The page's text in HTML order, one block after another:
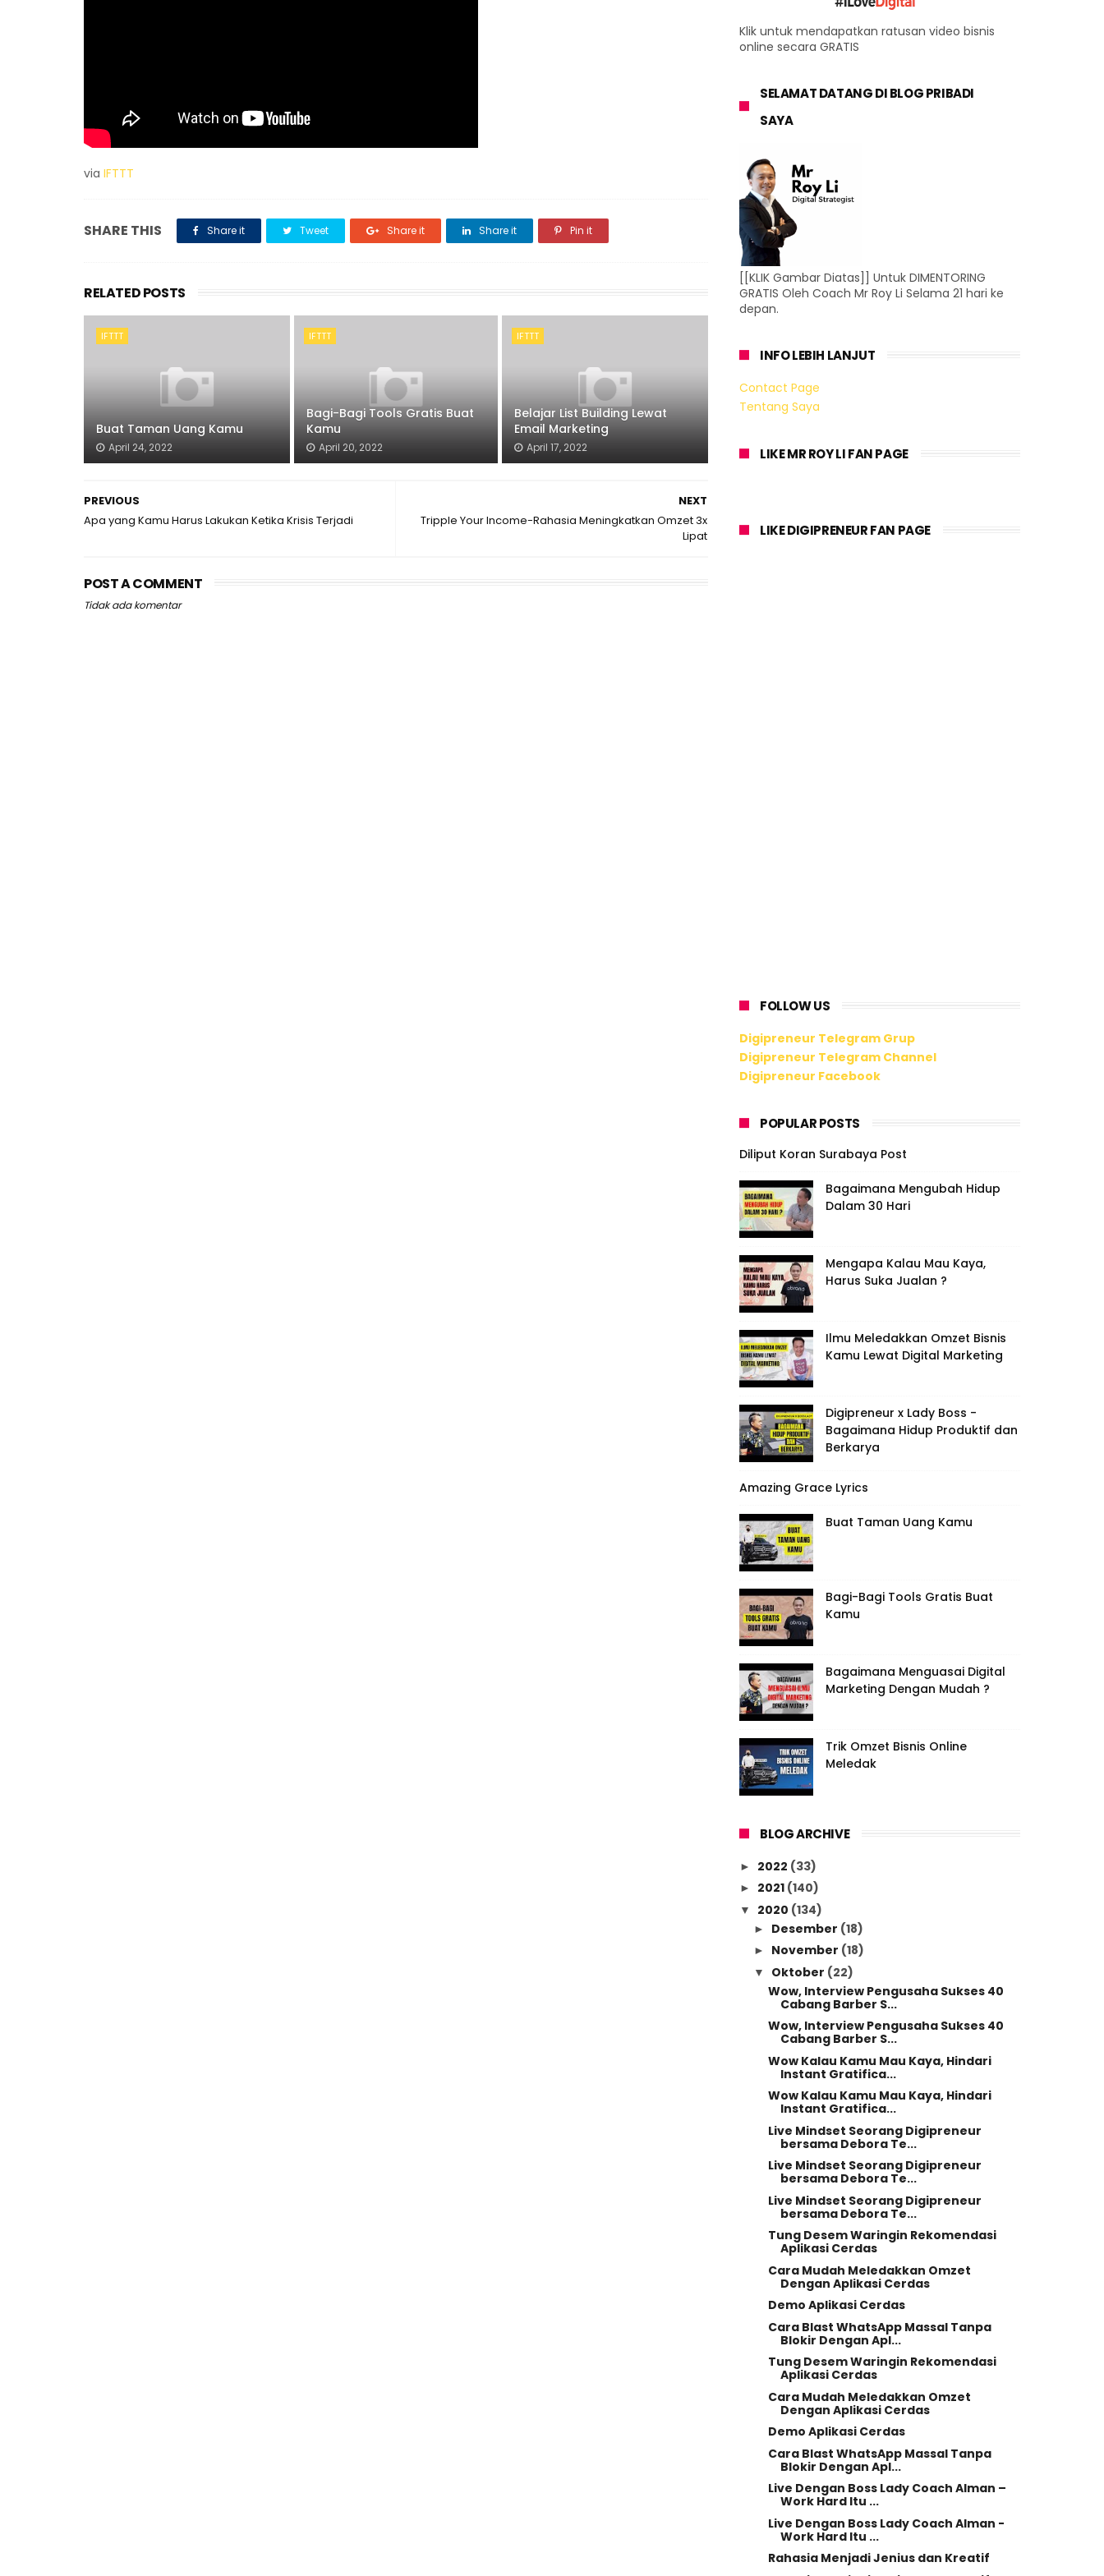
via IFTTT
SHARE THIS Share it Tweet Share it Share it Pin it
RELATED POSTS
IFTTT
Buat Taman Uang Kamu
April 24, 2022
IFTTT
Bagi-Bagi Tools Gratis Buat
Kamu
April 20, 2022
IFTTT
Belajar List Building Lewat
Email Marketing
April 17, 2022
NEXT
Tripple Your Income-Rahasia Meningkatkan Omzet 3x
Lipat
PREVIOUS
Apa yang Kamu Harus Lakukan Ketika Krisis Terjadi
POST A COMMENT
Tidak ada komentar
Klik untuk mendapatkan ratusan video bisnis
online secara GRATIS
SELAMAT DATANG DI BLOG PRIBADI
SAYA
[[KLIK Gambar Diatas]] Untuk DIMENTORING
GRATIS Oleh Coach Mr Roy Li Selama 21 hari ke
depan.
INFO LEBIH LANJUT
Contact Page
Tentang Saya
LIKE MR ROY LI FAN PAGE
LIKE DIGIPRENEUR FAN PAGE
FOLLOW US
Digipreneur Telegram Grup
Digipreneur Telegram Channel
Digipreneur Facebook
POPULAR POSTS
Diliput Koran Surabaya Post
Bagaimana Mengubah Hidup
Dalam 30 Hari
Mengapa Kalau Mau Kaya,
Harus Suka Jualan ?
Ilmu Meledakkan Omzet Bisnis
Kamu Lewat Digital Marketing
Digipreneur x Lady Boss -
Bagaimana Hidup Produktif dan
Berkarya
Amazing Grace Lyrics
Buat Taman Uang Kamu
Bagi-Bagi Tools Gratis Buat
Kamu
Bagaimana Menguasai Digital
Marketing Dengan Mudah ?
Trik Omzet Bisnis Online
Meledak
BLOG ARCHIVE
► 2022 (33)
► 2021 (140)
▼ 2020 (134)
► Desember (18)
► November (18)
▼ Oktober (22)
Wow, Interview Pengusaha Sukses 40
Cabang Barber S...
Wow, Interview Pengusaha Sukses 40
Cabang Barber S...
Wow Kalau Kamu Mau Kaya, Hindari
Instant Gratifica...
Wow Kalau Kamu Mau Kaya, Hindari
Instant Gratifica...
Live Mindset Seorang Digipreneur
bersama Debora Te...
Live Mindset Seorang Digipreneur
bersama Debora Te...
Live Mindset Seorang Digipreneur
bersama Debora Te...
Tung Desem Waringin Rekomendasi
Aplikasi Cerdas
Cara Mudah Meledakkan Omzet
Dengan Aplikasi Cerdas
Demo Aplikasi Cerdas
Cara Blast WhatsApp Massal Tanpa
Blokir Dengan Apl...
Tung Desem Waringin Rekomendasi
Aplikasi Cerdas
Cara Mudah Meledakkan Omzet
Dengan Aplikasi Cerdas
Demo Aplikasi Cerdas
Cara Blast WhatsApp Massal Tanpa
Blokir Dengan Apl...
Live Dengan Boss Lady Coach Alman –
Work Hard Itu ...
Live Dengan Boss Lady Coach Alman -
Work Hard Itu ...
Rahasia Menjadi Jenius dan Kreatif